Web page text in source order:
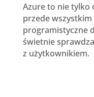
Azure to nie tylko
przede
programistyczne
świetnie
z użytkownikiem.